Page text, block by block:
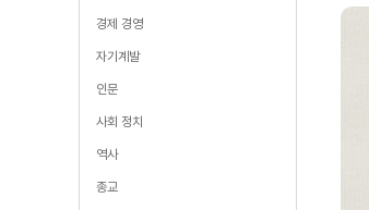
경제 경영
자기계발
인문
사회 정치
역사
종교